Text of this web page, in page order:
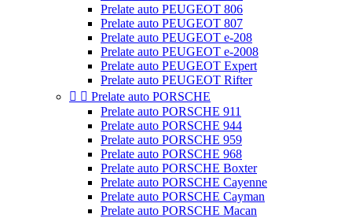
Prelate auto PEUGEOT 806
Prelate auto PEUGEOT 807
Prelate auto PEUGEOT e-208
Prelate auto PEUGEOT e-2008
Prelate auto PEUGEOT Expert
Prelate auto PEUGEOT Rifter
  Prelate auto PORSCHE
Prelate auto PORSCHE 911
Prelate auto PORSCHE 944
Prelate auto PORSCHE 959
Prelate auto PORSCHE 968
Prelate auto PORSCHE Boxter
Prelate auto PORSCHE Cayenne
Prelate auto PORSCHE Cayman
Prelate auto PORSCHE Macan